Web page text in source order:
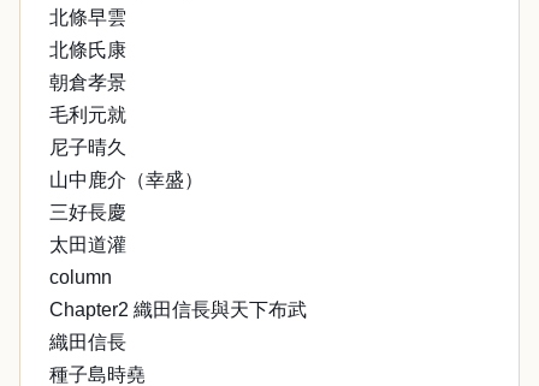
北條早雲
北條氏康
朝倉孝景
毛利元就
尼子晴久
山中鹿介（幸盛）
三好長慶
太田道灌
column
Chapter2 織田信長與天下布武
織田信長
種子島時堯